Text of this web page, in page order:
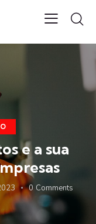
e a sua
0 Comments